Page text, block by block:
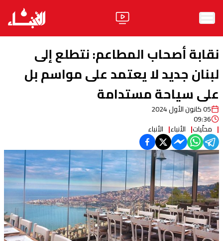
الرئيسية
الأخبار
ثقافة ومجتمع
آراء
فيديو
مواقف
وليد جنبلاطالحزب
ابحث
نقابة أصحاب المطاعم: نتطلع إلى
لبنان جديد لا يعتمد على مواسم بل
على سياحة مستدامة
05 كانون الأول 2024
09:36
محلّيات الأنباء الأنباء